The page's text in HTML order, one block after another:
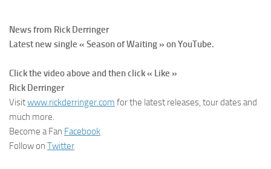
News from Rick Derringer
Latest new single « Season of Waiting » on YouTube.
Click the video above and then click « Like »
Rick Derringer
Visitwww.rickderringer.com for the latest releases, tour dates and
much more.
Become a Fan Facebook
Follow on Twitter